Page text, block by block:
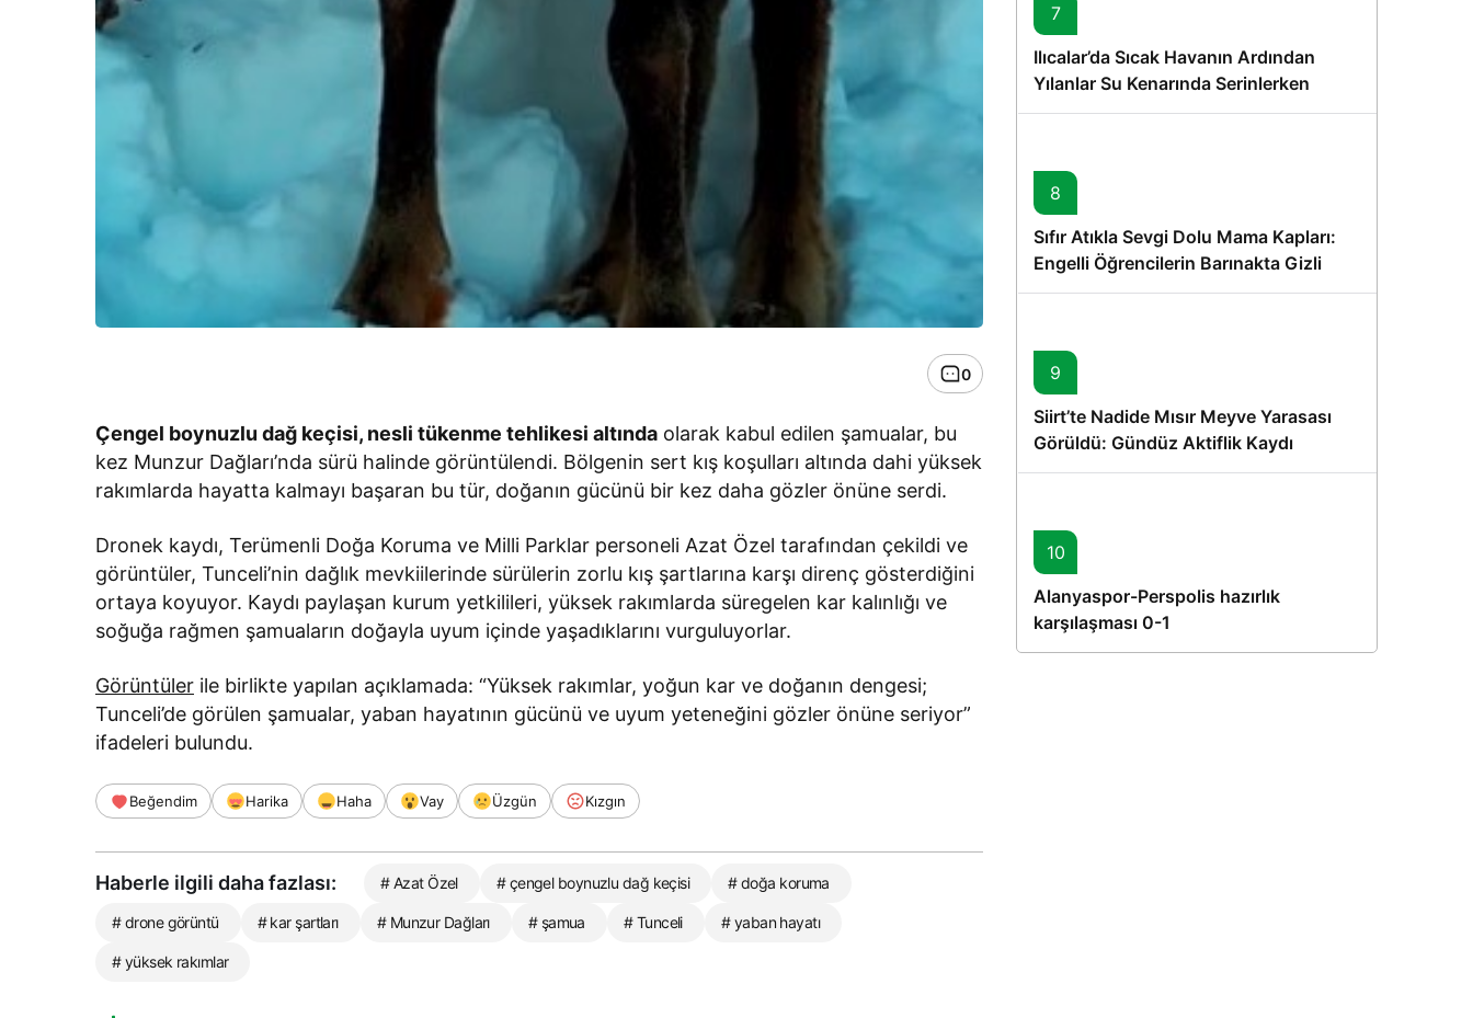
0
Çengel boynuzlu dağ keçisi, nesli tükenme tehlikesi altında olarak kabul edilen şamualar, bu
kez Munzur Dağları’nda sürü halinde görüntülendi. Bölgenin sert kış koşulları altında dahi yüksek
rakımlarda hayatta kalmayı başaran bu tür, doğanın gücünü bir kez daha gözler önüne serdi.
Dronek kaydı, Terümenli Doğa Koruma ve Milli Parklar personeli Azat Özel tarafından çekildi ve
görüntüler, Tunceli’nin dağlık mevkiilerinde sürülerin zorlu kış şartlarına karşı direnç gösterdiğini
ortaya koyuyor. Kaydı paylaşan kurum yetkilileri, yüksek rakımlarda süregelen kar kalınlığı ve
soğuğa rağmen şamuaların doğayla uyum içinde yaşadıklarını vurguluyorlar.
Görüntüler ile birlikte yapılan açıklamada: “Yüksek rakımlar, yoğun kar ve doğanın dengesi;
Tunceli’de görülen şamualar, yaban hayatının gücünü ve uyum yeteneğini gözler önüne seriyor”
ifadeleri bulundu.
Beğendim Harika Haha Vay Üzgün Kızgın
Haberle ilgili daha fazlası: # Azat Özel # çengel boynuzlu dağ keçisi # doğa koruma
# drone görüntü # kar şartları # Munzur Dağları # şamua # Tunceli # yaban hayatı
# yüksek rakımlar
7
Ilıcalar’da Sıcak Havanın Ardından
Yılanlar Su Kenarında Serinlerken
Görüntülendi
8
Sıfır Atıkla Sevgi Dolu Mama Kapları:
Engelli Öğrencilerin Barınakta Gizli
Dostları İçin Gönüllü Proje
9
Siirt’te Nadide Mısır Meyve Yarasası
Görüldü: Gündüz Aktiflik Kaydı
10
Alanyaspor-Perspolis hazırlık
karşılaşması 0-1